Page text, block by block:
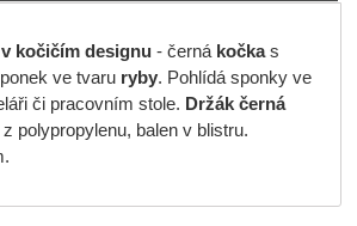
kočičím designu- černá kočkas
ve tvaru ryby. Pohlídá sponky ve
či pracovním stole. Držák černá
polypropylenu, balen v blistru.